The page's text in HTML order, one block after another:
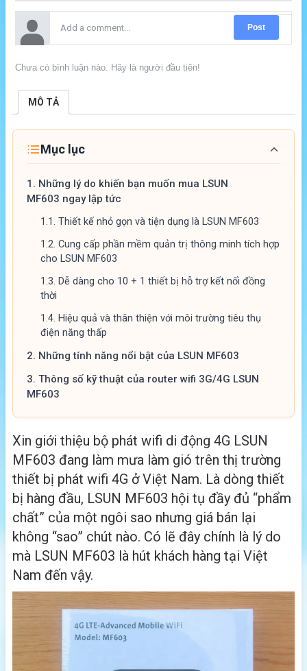
Post
Chưa có bình luận nào. Hãy là người đầu tiên!
MÔ TẢ
Mục lục
1. Những lý do khiến bạn muốn mua LSUN
MF603 ngay lập tức
1.1. Thiết kế nhỏ gọn và tiện dụng là LSUN MF603
1.2. Cung cấp phần mềm quản trị thông minh tích hợp
cho LSUN MF603
1.3. Dễ dàng cho 10 + 1 thiết bị hỗ trợ kết nối đồng
thời
1.4. Hiệu quả và thân thiện với môi trường tiêu thụ
điện năng thấp
2. Những tính năng nổi bật của LSUN MF603
3. Thông số kỹ thuật của router wifi 3G/4G LSUN
MF603
Xin giới thiệu bộ phát wifi di động 4G LSUN
MF603 đang làm mưa làm gió trên thị trường
thiết bị phát wifi 4G ở Việt Nam. Là dòng thiết
bị hàng đầu, LSUN MF603 hội tụ đầy đủ “phẩm
chất” của một ngôi sao nhưng giá bán lại
không “sao” chút nào. Có lẽ đây chính là lý do
mà LSUN MF603 là hút khách hàng tại Việt
Nam đến vậy.